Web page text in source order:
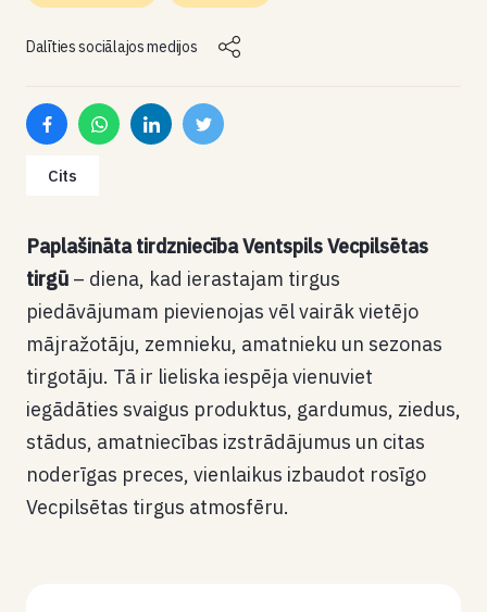
Dalīties sociālajos medijos
Cits
Paplašināta tirdzniecība Ventspils Vecpilsētas
tirgū – diena, kad ierastajam tirgus
piedāvājumam pievienojas vēl vairāk vietējo
mājražotāju, zemnieku, amatnieku un sezonas
tirgotāju. Tā ir lieliska iespēja vienuviet
iegādāties svaigus produktus, gardumus, ziedus,
stādus, amatniecības izstrādājumus un citas
noderīgas preces, vienlaikus izbaudot rosīgo
Vecpilsētas tirgus atmosfēru.